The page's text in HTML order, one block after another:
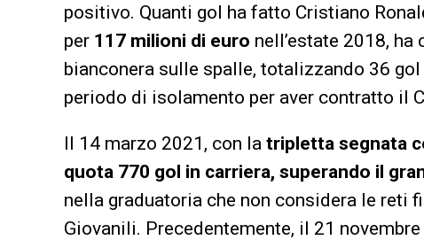
positivo. Quanti gol ha fatto Cristiano
per 117 milioni di euro nell’estate 2018,
bianconera sulle spalle, totalizzando 36
periodo di isolamento per aver contratto il
Il 14 marzo 2021, con la tripletta segnata
quota 770 gol in carriera, superando il
nella graduatoria che non considera le reti
Giovanili. Precedentemente, il 21